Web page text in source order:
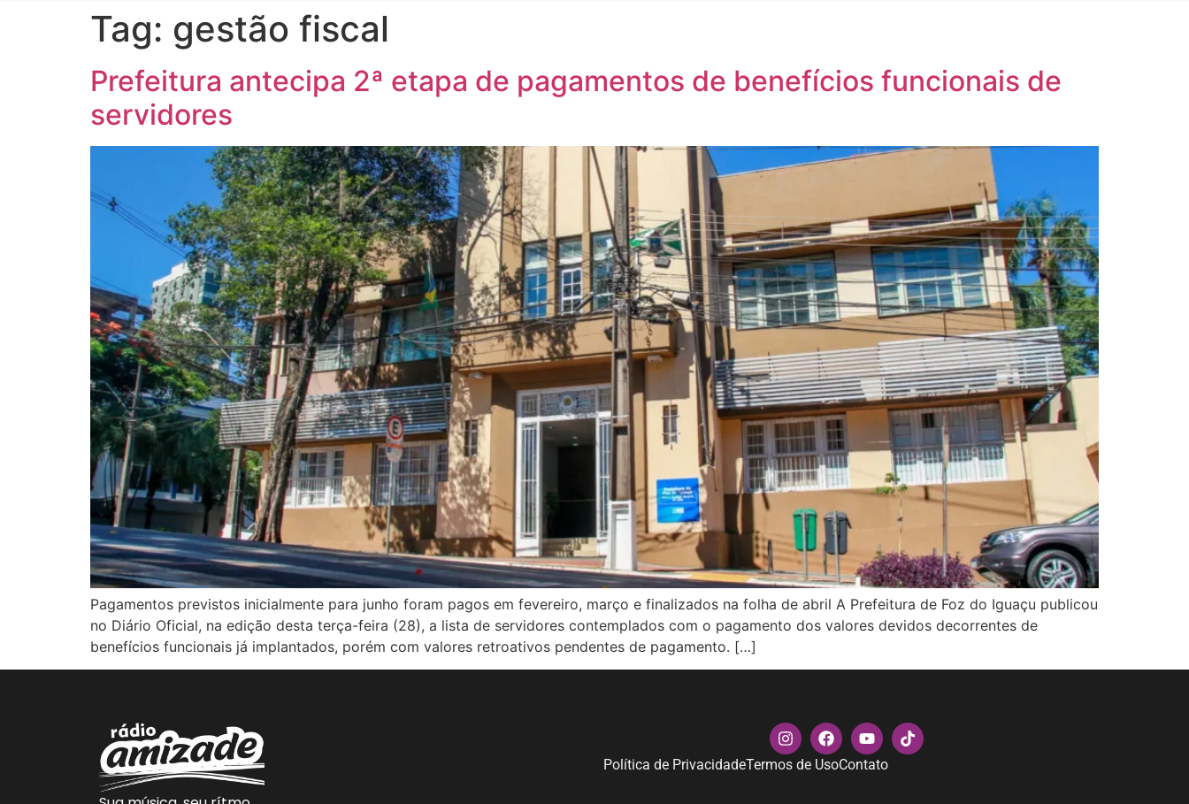
Tag: gestão fiscal
Prefeitura antecipa 2ª etapa de pagamentos de benefícios funcionais de
servidores
Pagamentos previstos inicialmente para junho foram pagos em fevereiro, março e finalizados na folha de abril A Prefeitura de Foz do Iguaçu publicou
no Diário Oficial, na edição desta terça-feira (28), a lista de servidores contemplados com o pagamento dos valores devidos decorrentes de
benefícios funcionais já implantados, porém com valores retroativos pendentes de pagamento. […]
Política de PrivacidadeTermos de UsoContato